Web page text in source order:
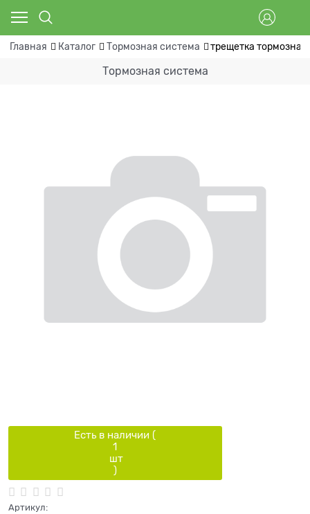
Главная Каталог Тормозная система трещетка тормозная
Тормозная система
Есть в наличии (
1
шт
)
Артикул: